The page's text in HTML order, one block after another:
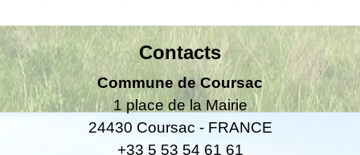
Contacts
Commune de Coursac
1 place de la Mairie
24430 Coursac - FRANCE
+33 5 53 54 61 61